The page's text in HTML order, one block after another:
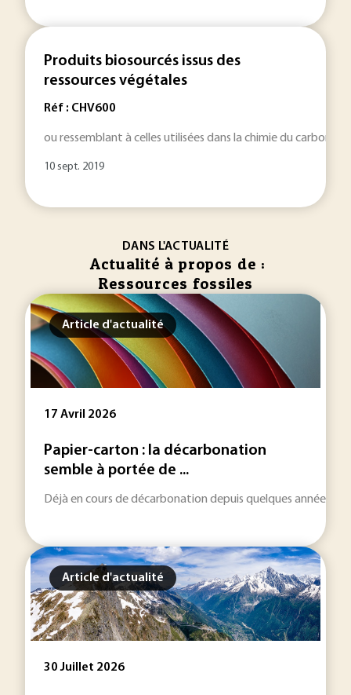
Produits biosourcés issus des
ressources végétales
Réf : CHV600
ou ressemblant à celles utilisées dans la chimie du carbone
10 sept. 2019
DANS L'ACTUALITÉ
Actualité à propos de :
Ressources fossiles
Article d'actualité
17 Avril 2026
Papier-carton : la décarbonation
semble à portée de ...
Déjà en cours de décarbonation depuis quelques années,
Article d'actualité
30 Juillet 2026